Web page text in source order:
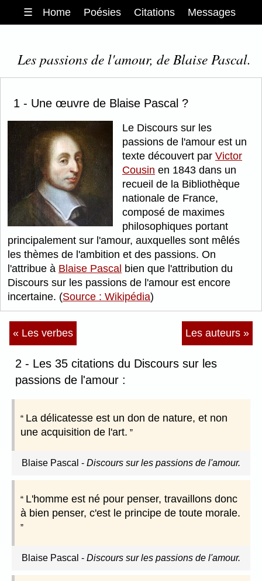
☰ Home Poésies Citations Messages
Les passions de l'amour, de Blaise Pascal.
1 - Une œuvre de Blaise Pascal ?
Le Discours sur les
passions de l'amour est un
texte découvert par Victor
Cousin en 1843 dans un
recueil de la Bibliothèque
nationale de France,
composé de maximes
philosophiques portant
principalement sur l'amour, auxquelles sont mêlés
les thèmes de l'ambition et des passions. On
l'attribue à Blaise Pascal bien que l'attribution du
Discours sur les passions de l'amour est encore
incertaine. (Source : Wikipédia)
« Les verbes Les auteurs »
2 - Les 35 citations du Discours sur les
passions de l'amour :
La délicatesse est un don de nature, et non
une acquisition de l'art.
Blaise Pascal - Discours sur les passions de l'amour.
L'homme est né pour penser, travaillons donc
à bien penser, c'est le principe de toute morale.
Blaise Pascal - Discours sur les passions de l'amour.